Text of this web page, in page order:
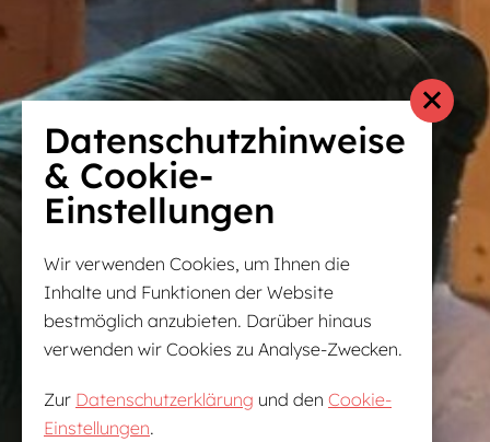
Datenschutzhinweise
& Cookie-
Einstellungen
Wir verwenden Cookies, um Ihnen die
Inhalte und Funktionen der Website
bestmöglich anzubieten. Darüber hinaus
verwenden wir Cookies zu Analyse-Zwecken.
Zur Datenschutzerklärung und den Cookie-
Einstellungen.